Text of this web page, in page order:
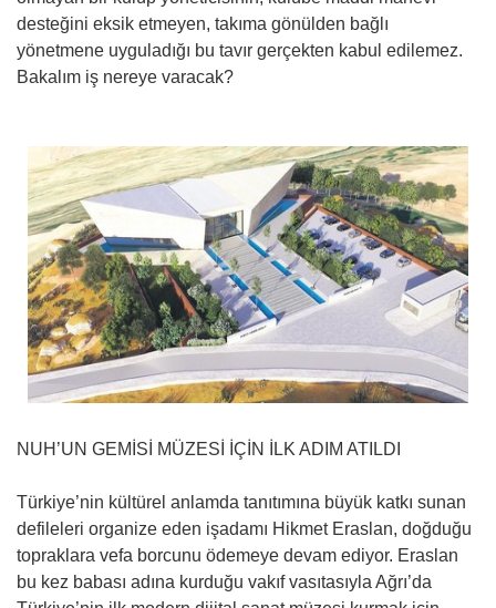
desteğini eksik etmeyen, takıma gönülden bağlı
yönetmene uyguladığı bu tavır gerçekten kabul edilemez.
Bakalım iş nereye varacak?
NUH’UN GEMİSİ MÜZESİ İÇİN İLK ADIM ATILDI
Türkiye’nin kültürel anlamda tanıtımına büyük katkı sunan
defileleri organize eden işadamı Hikmet Eraslan, doğduğu
topraklara vefa borcunu ödemeye devam ediyor. Eraslan
bu kez babası adına kurduğu vakıf vasıtasıyla Ağrı’da